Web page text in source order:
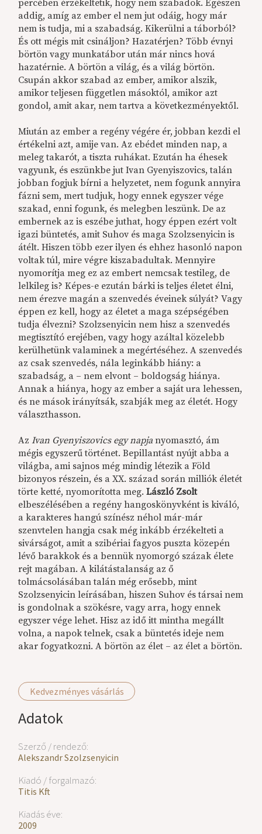
Kedvezményes vásárlás
Adatok
Szerző / rendező:
Alekszandr Szolzsenyicin
Kiadó / forgalmazó:
Titis Kft.
Kiadás éve:
2009
percében érzékeltetik, hogy nem szabadok. Egészen
addig, amíg az ember el nem jut odáig, hogy már
nem is tudja, mi a szabadság. Kikerülni a táborból?
És ott mégis mit csináljon? Hazatérjen? Több évnyi
börtön vagy munkatábor után már nincs hová
hazatérnie. A börtön a világ, és a világ börtön.
Csupán akkor szabad az ember, amikor alszik,
amikor teljesen független másoktól, amikor azt
gondol, amit akar, nem tartva a következményektől.
Miután az ember a regény végére ér, jobban kezdi el
értékelni azt, amije van. Az ebédet minden nap, a
meleg takarót, a tiszta ruhákat. Ezután ha éhesek
vagyunk, és eszünkbe jut Ivan Gyenyiszovics, talán
jobban fogjuk bírni a helyzetet, nem fogunk annyira
fázni sem, mert tudjuk, hogy ennek egyszer vége
szakad, enni fogunk, és melegben leszünk. De az
embernek az is eszébe juthat, hogy éppen ezért volt
igazi büntetés, amit Suhov és maga Szolzsenyicin is
átélt. Hiszen több ezer ilyen és ehhez hasonló napon
voltak túl, mire végre kiszabadultak. Mennyire
nyomorítja meg ez az embert nemcsak testileg, de
lelkileg is? Képes-e ezután bárki is teljes életet élni,
nem érezve magán a szenvedés éveinek súlyát? Vagy
éppen ez kell, hogy az életet a maga szépségében
tudja élvezni? Szolzsenyicin nem hisz a szenvedés
megtisztító erejében, vagy hogy azáltal közelebb
kerülhetünk valaminek a megértéséhez. A szenvedés
az csak szenvedés, nála leginkább hiány: a
szabadság, a – nem elvont – boldogság hiánya.
Annak a hiánya, hogy az ember a saját ura lehessen,
és ne mások irányítsák, szabják meg az életét. Hogy
választhasson.
AzIvan Gyenyiszovics egy napja nyomasztó, ám
mégis egyszerű történet. Bepillantást nyújt abba a
világba, ami sajnos még mindig létezik a Föld
bizonyos részein, és a XX. század során milliók életét
törte ketté, nyomorította meg.László Zsolt
elbeszélésében a regény hangoskönyvként is kiváló,
a karakteres hangú színész néhol már-már
szenvtelen hangja csak még inkább érzékelteti a
sivárságot, amit a szibériai fagyos puszta közepén
lévő barakkok és a bennük nyomorgó százak élete
rejt magában. A kilátástalanság az ő
tolmácsolásában talán még erősebb, mint
Szolzsenyicin leírásában, hiszen Suhov és társai nem
is gondolnak a szökésre, vagy arra, hogy ennek
egyszer vége lehet. Hisz az idő itt mintha megállt
volna, a napok telnek, csak a büntetés ideje nem
akar fogyatkozni. A börtön az élet – az élet a börtön.